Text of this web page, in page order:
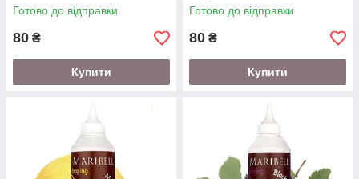
Готово до відправки
80 ₴
Купити
Готово до відправки
80 ₴
Купити